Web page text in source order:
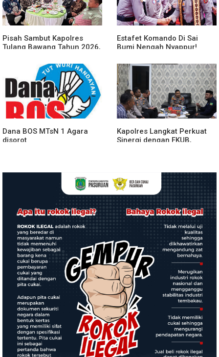
Pisah Sambut Kapolres
Tulang Bawang Tahun 2026,
Forkopimda untuk Menjaga
Stabilitas Daerah
Estafet Komando Di Sai
Bumi Nengah Nyappur!
Dan Penyerahan Tunggul
Kesatuan Polres Tulang
Bawang Berlangsung
Spektakuler
Dana BOS MTsN 1 Agara
disorot
Kapolres Langkat Perkuat
Sinergi dengan FKUB,